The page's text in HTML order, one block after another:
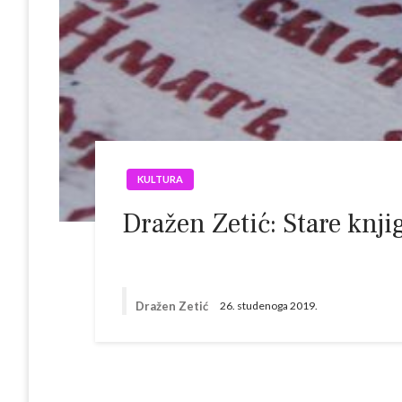
KULTURA
Dražen Zetić: Stare
Dražen Zetić 26. studenoga 2019.